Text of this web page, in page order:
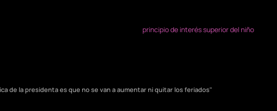
de la presidenta es que no se van a aumentar ni quitar los feriados"